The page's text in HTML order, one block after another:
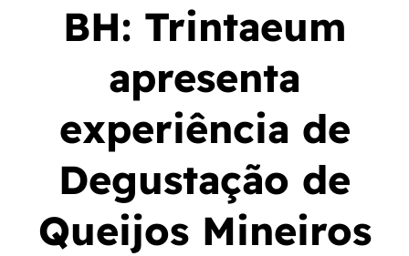
BH: Trintaeum
apresenta
experiência de
Degustação de
Queijos Mineiros